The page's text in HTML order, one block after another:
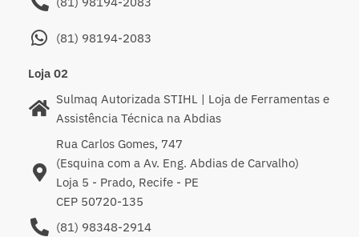
(81) 98194-2083
Loja 02
Sulmaq Autorizada STIHL | Loja de Ferramentas e
Assistência Técnica na Abdias
Rua Carlos Gomes, 747
(Esquina com a Av. Eng. Abdias de Carvalho)
Loja 5 - Prado, Recife - PE
CEP 50720-135
(81) 98348-2914